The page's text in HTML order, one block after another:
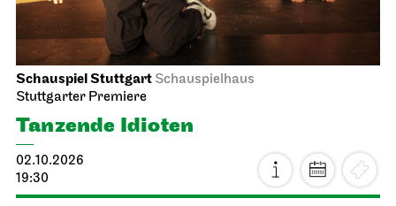
Schauspiel Stuttgart Schauspielhaus
Stuttgarter Premiere
Tanzende Idioten
02.10.2026
19:30